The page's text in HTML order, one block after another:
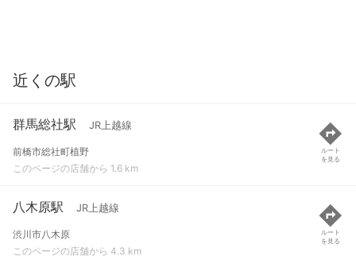
近くの駅
群馬総社駅 JR上越線
前橋市総社町植野
このページの店舗から 1.6 km
ルート
を見る
八木原駅 JR上越線
渋川市八木原
このページの店舗から 4.3 km
ルート
を見る